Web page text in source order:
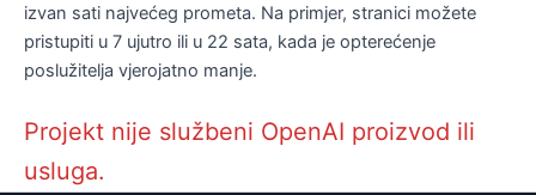
izvan sati najvećeg prometa. Na primjer, stranici možete
pristupiti u 7 ujutro ili u 22 sata, kada je opterećenje
poslužitelja vjerojatno manje.
Projekt nije službeni OpenAI proizvod ili
usluga.